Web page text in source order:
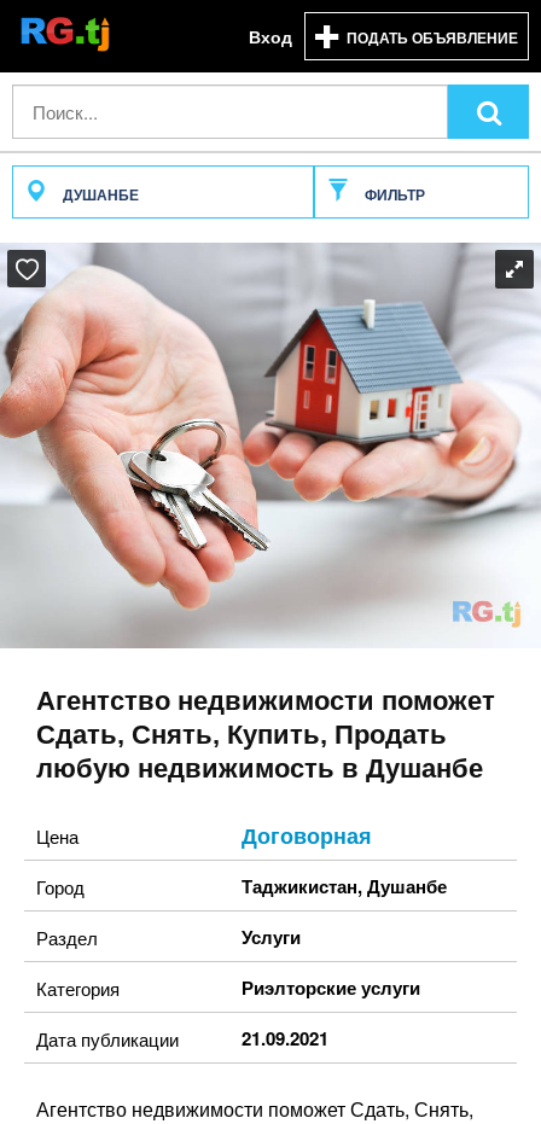
Вход ПОДАТЬ ОБЪЯВЛЕНИЕ
ДУШАНБЕ ФИЛЬТР
Агентство недвижимости поможет
Сдать, Снять, Купить, Продать
любую недвижимость в Душанбе
Цена Договорная
Город Таджикистан,Душанбе
Раздел Услуги
Категория Риэлторские услуги
Дата публикации 21.09.2021
Агентство недвижимости поможет Сдать, Снять,